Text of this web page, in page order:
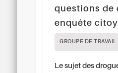
questions de
enquête
GROUPE DE TRAVAIL
Le sujet des